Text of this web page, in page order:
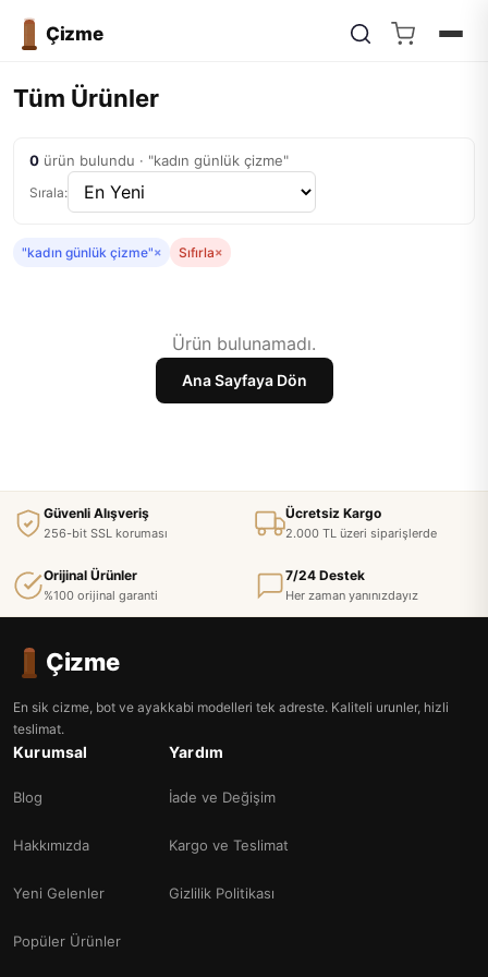
Çizme
Tüm Ürünler
0 ürün bulundu · "kadın günlük çizme"
Sırala:
"kadın günlük çizme"× Sıfırla×
Ürün bulunamadı.
Ana Sayfaya Dön
Güvenli Alışveriş
256-bit SSL koruması
Ücretsiz Kargo
2.000 TL üzeri siparişlerde
Orijinal Ürünler
%100 orijinal garanti
7/24 Destek
Her zaman yanınızdayız
Çizme
En sik cizme, bot ve ayakkabi modelleri tek adreste. Kaliteli urunler, hizli
teslimat.
Kurumsal
Blog
Hakkımızda
Yeni Gelenler
Popüler Ürünler
Yardım
İade ve Değişim
Kargo ve Teslimat
Gizlilik Politikası